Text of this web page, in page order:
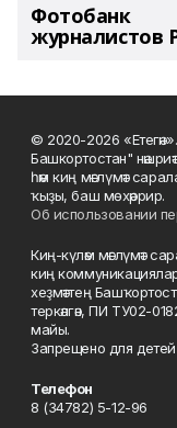
Фотобанк
журналистов
© 2020-2026
Башкортостан"
һәм киң мәғлүмәт
ҡыҙы, баш мөхәррир.
Об использовании
Киң-күләм мәғлүмәт
киң коммуникациялар
хеҙмәттең
теркәлгән, ПИ ТУ02-
майы.
Запрещено для
Телефон
8 (34782) 5-12-96